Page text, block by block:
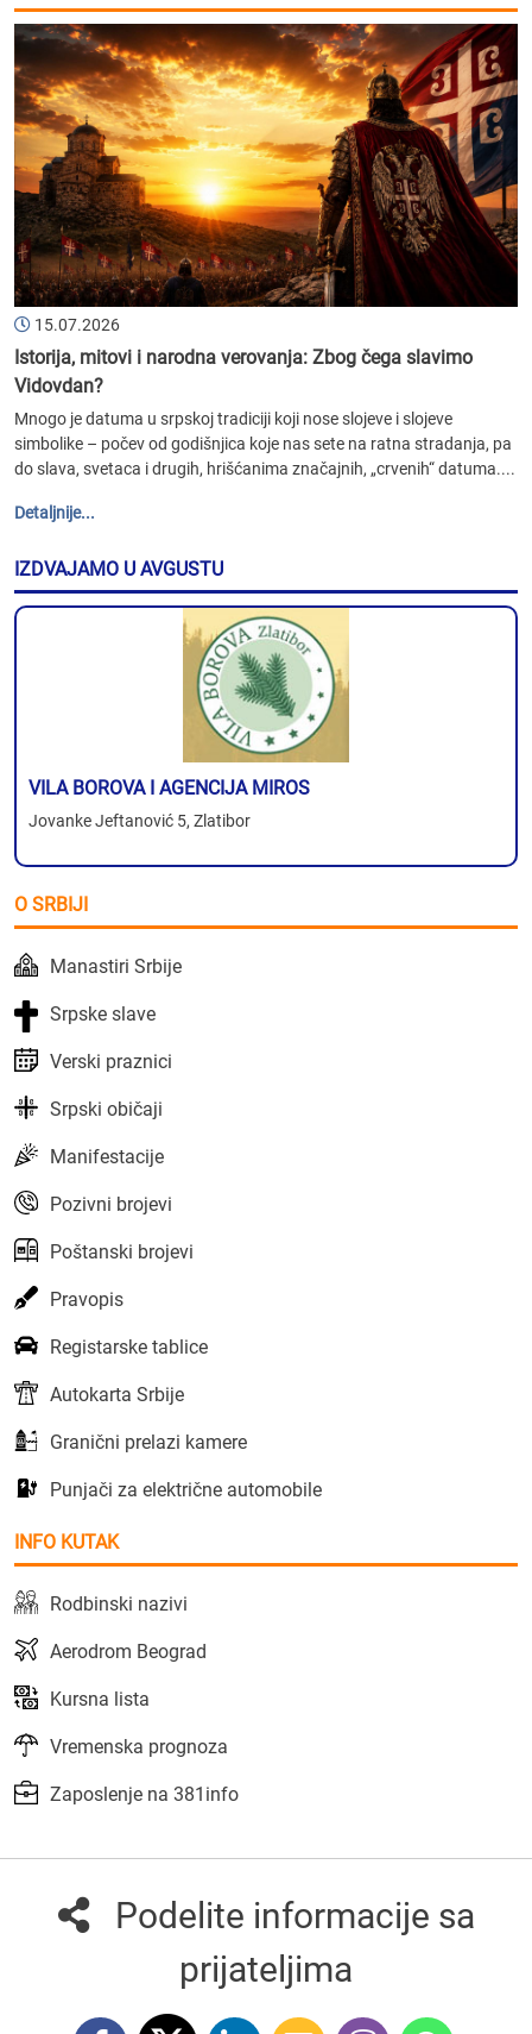
15.07.2026
Istorija, mitovi i narodna verovanja: Zbog čega slavimo
Vidovdan?
Mnogo je datuma u srpskoj tradiciji koji nose slojeve i slojeve
simbolike – počev od godišnjica koje nas sete na ratna stradanja, pa
do slava, svetaca i drugih, hrišćanima značajnih, „crvenih“ datuma....
Detaljnije...
IZDVAJAMO U AVGUSTU
VILA BOROVA I AGENCIJA MIROS
Jovanke Jeftanović 5, Zlatibor
O SRBIJI
Manastiri Srbije
Srpske slave
Verski praznici
Srpski običaji
Manifestacije
Pozivni brojevi
Poštanski brojevi
Pravopis
Registarske tablice
Autokarta Srbije
Granični prelazi kamere
Punjači za električne automobile
INFO KUTAK
Rodbinski nazivi
Aerodrom Beograd
Kursna lista
Vremenska prognoza
Zaposlenje na 381info
Podelite informacije sa
prijateljima